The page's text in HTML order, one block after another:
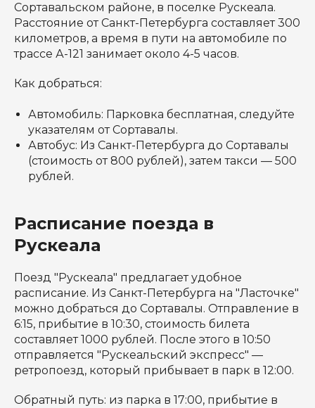
Сортавальском районе, в поселке Рускеала.
Расстояние от Санкт-Петербурга составляет 300
километров, а время в пути на автомобиле по
трассе А-121 занимает около 4-5 часов.
Как добраться:
Автомобиль: Парковка бесплатная, следуйте
указателям от Сортавалы.
Автобус: Из Санкт-Петербурга до Сортавалы
(стоимость от 800 рублей), затем такси — 500
рублей.
Расписание поезда в
Рускеала
Поезд "Рускеала" предлагает удобное
расписание. Из Санкт-Петербурга на "Ласточке"
можно добраться до Сортавалы. Отправление в
6:15, прибытие в 10:30, стоимость билета
составляет 1000 рублей. После этого в 10:50
отправляется "Рускеальский экспресс" —
ретропоезд, который прибывает в парк в 12:00.
Обратный путь: из парка в 17:00, прибытие в